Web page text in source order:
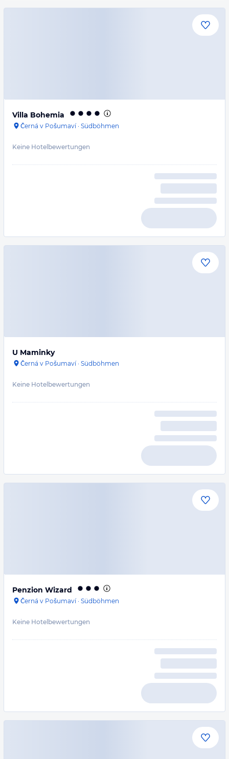
Villa Bohemia
Černá v Pošumaví· Südböhmen
Keine Hotelbewertungen
U Maminky
Černá v Pošumaví· Südböhmen
Keine Hotelbewertungen
Penzion Wizard
Černá v Pošumaví· Südböhmen
Keine Hotelbewertungen